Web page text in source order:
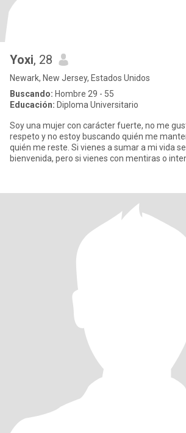
Yoxi, 28
Newark, New Jersey, Estados Unidos
Buscando: Hombre 29 - 55
Educación: Diploma Universitario
Soy una mujer con carácter fuerte, no me
respeto y no estoy buscando quién me
quién me reste. Si vienes a sumar a mi vida
bienvenida, pero si vienes con mentiras o